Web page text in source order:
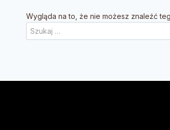
Wygląda na to, że nie możesz znaleźć